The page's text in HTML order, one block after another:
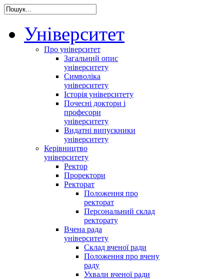
Університет
Про університет
Загальний опис
університету
Символіка
університету
Історія університету
Почесні доктори і
професори
університету
Видатні випускники
університету
Керівництво
університету
Ректор
Проректори
Ректорат
Положення про
ректорат
Персональний склад
ректорату
Вчена рада
університету
Склад вченої ради
Положення про вчену
раду
Ухвали вченої ради